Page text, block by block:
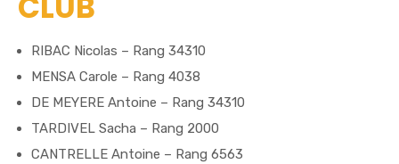
RIBAC Nicolas – Rang 34310
MENSA Carole – Rang 4038
DE MEYERE Antoine – Rang 34310
TARDIVEL Sacha – Rang 2000
CANTRELLE Antoine – Rang 6563